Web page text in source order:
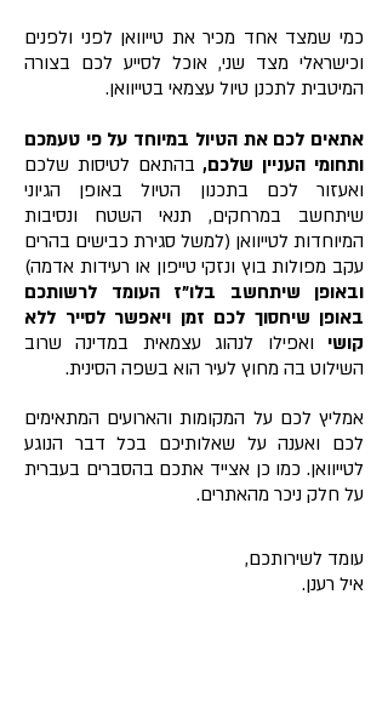
כמי שמצד אחד מכיר את טייוואן לפני ולפנים
וכישראלי מצד שני, אוכל לסייע לכם בצורה
המיטבית לתכנן טיול עצמאי בטייוואן.
אתאים לכם את הטיול במיוחד על פי טעמכם
ותחומי העניין שלכם,בהתאם לטיסות שלכם
ואעזור לכם בתכנון הטיול באופן הגיוני
שיתחשב במרחקים, תנאי השטח ונסיבות
המיוחדות לטייוואן (למשל סגירת כבישים בהרים
עקב מפולות בוץ ונזקי טייפון או רעידות אדמה)
ובאופן שיתחשב בלו"ז העומד לרשותכם
באופן שיחסוך לכם זמן ויאפשר לסייר ללא
קושי ואפילו לנהוג עצמאית במדינה שרוב
השילוט בה מחוץ לעיר הוא בשפה הסינית.
אמליץ לכם על המקומות והארועים המתאימים
לכם ואענה על שאלותיכם בכל דבר הנוגע
לטייוואן. כמו כן אצייד אתכם בהסברים בעברית
על חלק ניכר מהאתרים.
עומד לשירותכם,
איל רענן.